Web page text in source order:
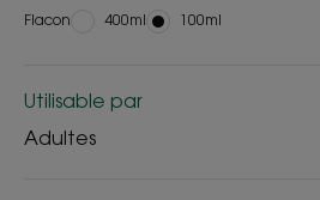
Flacon Flacon
400ml Flacon
100ml
Utilisable par
Adultes